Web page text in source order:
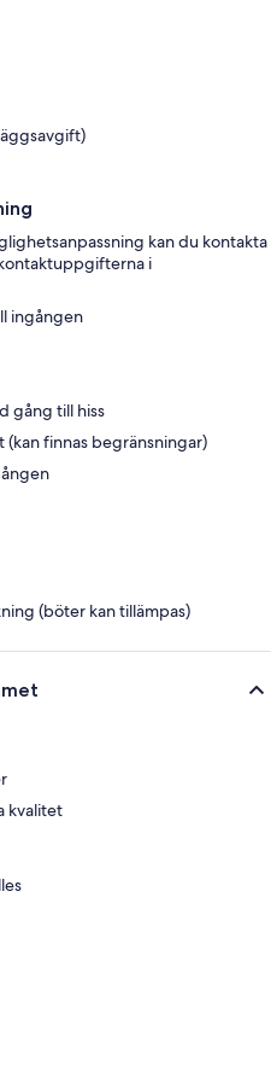
kan du kontakta
i
ingången
gång till hiss
(kan finnas begränsningar)
(böter kan tillämpas)
kvalitet